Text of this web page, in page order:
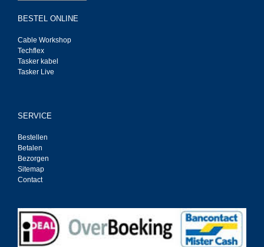
BESTEL ONLINE
Cable Workshop
Techflex
Tasker kabel
Tasker Live
SERVICE
Bestellen
Betalen
Bezorgen
Sitemap
Contact